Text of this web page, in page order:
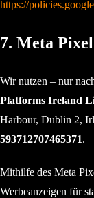
https://
7. Meta Pixel
Wir nutzen – nur
Platforms Ireland
Harbour, Dublin 2,
593712707465371.
Mithilfe des Meta
Werbeanzeigen für